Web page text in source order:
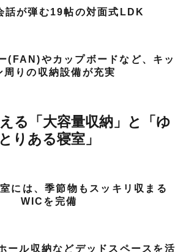
話が弾む19帖の対面式LDK
(FAN)やカップボードなど、キッ
周りの収納設備が充実
る「大容量収納」と「ゆ
とりある寝室」
には、季節物もスッキリ収まる
WICを完備
ール収納などデッドスペースを活